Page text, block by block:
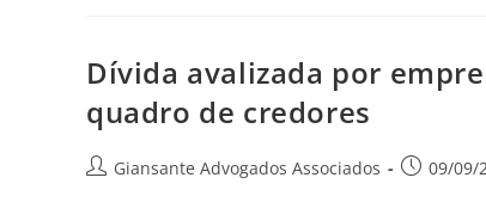
Dívida avalizada por
quadro de credores
Giansante Advogados Associados 09/09/